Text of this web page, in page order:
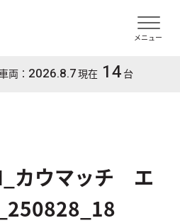
メニュー
両： 2026.8.7現在 14 台
カウマッチ エ